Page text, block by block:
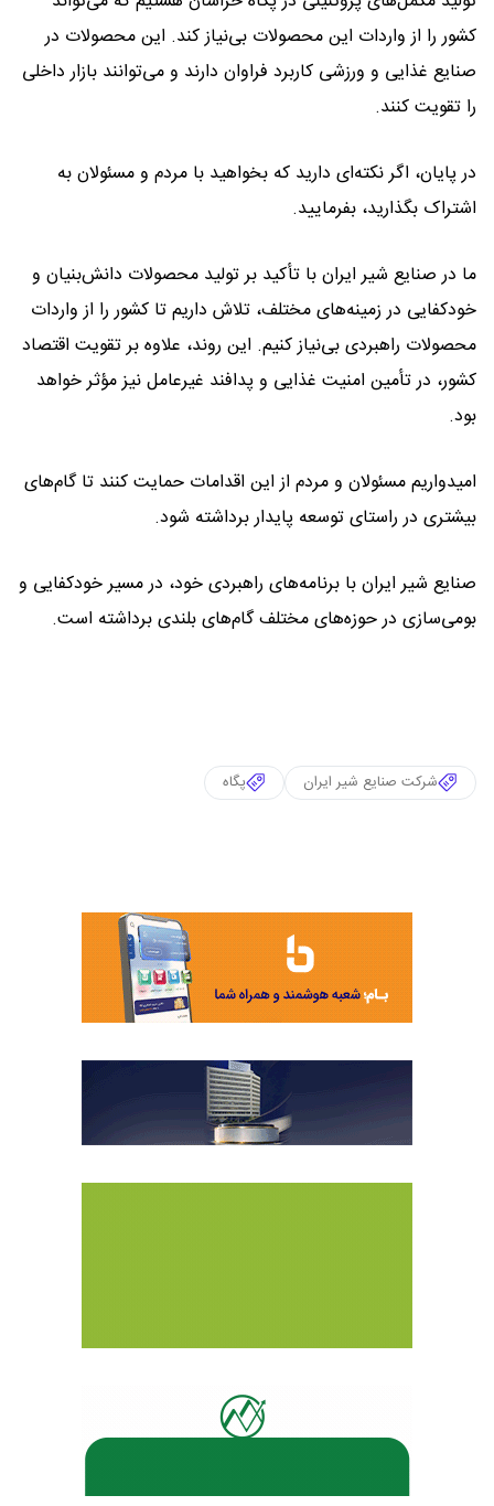
کشور را از واردات این محصولات بی‌نیاز کند. این محصولات در
صنایع غذایی و ورزشی کاربرد فراوان دارند و می‌توانند بازار داخلی
را تقویت کنند.
در پایان، اگر نکته‌ای دارید که بخواهید با مردم و مسئولان به
اشتراک بگذارید، بفرمایید.
ما در صنایع شیر ایران با تأکید بر تولید محصولات دانش‌بنیان و
خودکفایی در زمینه‌های مختلف، تلاش داریم تا کشور را از واردات
محصولات راهبردی بی‌نیاز کنیم. این روند، علاوه بر تقویت اقتصاد
کشور، در تأمین امنیت غذایی و پدافند غیرعامل نیز مؤثر خواهد
بود.
امیدواریم مسئولان و مردم از این اقدامات حمایت کنند تا گام‌های
بیشتری در راستای توسعه پایدار برداشته شود.
صنایع شیر ایران با برنامه‌های راهبردی خود، در مسیر خودکفایی و
بومی‌سازی در حوزه‌های مختلف گام‌های بلندی برداشته است.
شرکت صنایع شیر ایران پگاه